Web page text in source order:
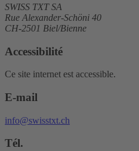
SWISS TXT SA
Rue Alexander-Schöni 40
CH-2501 Biel/Bienne
Accessibilité
Ce site internet est accessible.
E-mail
info@swisstxt.ch
Tél.